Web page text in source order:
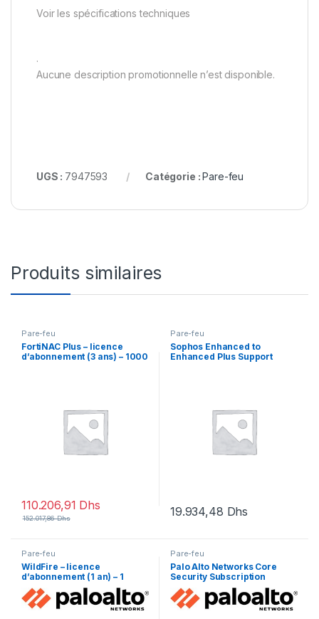
Voir les spécifications techniques
.
Aucune description promotionnelle n’est disponible.
UGS : 7947593 Catégorie :Pare-feu
Produits similaires
Pare-feu
FortiNAC Plus – licence
d’abonnement (3 ans) – 1000
110.206,91 Dhs
152.017,86Dhs
Pare-feu
Sophos Enhanced to
Enhanced Plus Support
19.934,48 Dhs
Pare-feu
WildFire – licence
d’abonnement (1 an) – 1
périphérique
Pare-feu
Palo Alto Networks Core
Security Subscription
Bundle Advanced Threat
Prevention, Advanced URL
Filtering, Advanced